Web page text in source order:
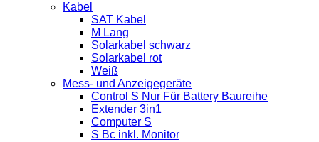
Kabel
SAT Kabel
M Lang
Solarkabel schwarz
Solarkabel rot
Weiß
Mess- und Anzeigegeräte
Control S Nur Für Battery Baureihe
Extender 3in1
Computer S
S Bc inkl. Monitor